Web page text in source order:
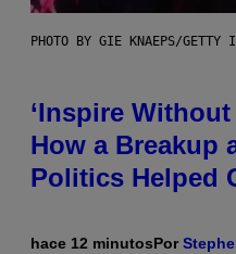
PHOTO BY GIE KNAEPS/GETTY
‘Inspire
How a Breakup
Politics Helped
hace 12 minutosPor